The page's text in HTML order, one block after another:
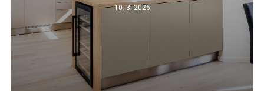
10. 3. 2026